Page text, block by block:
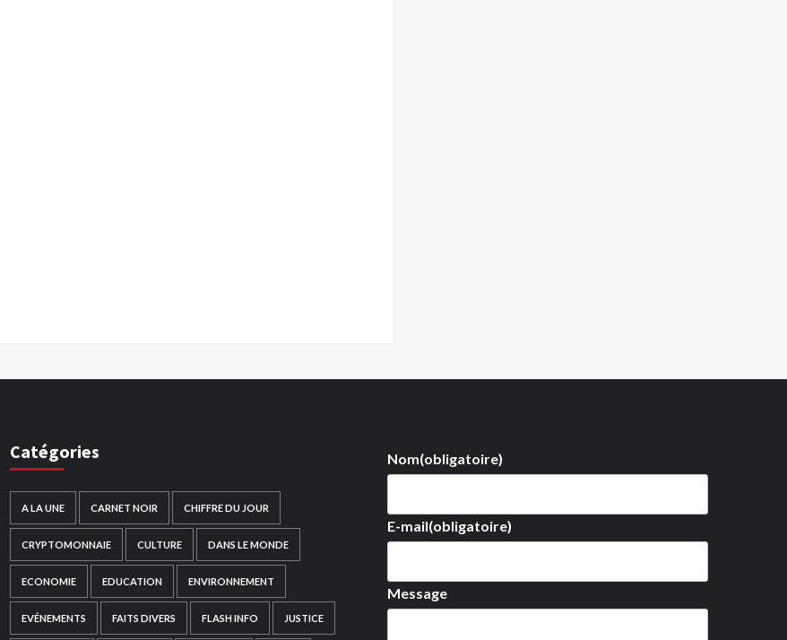
Catégories
A LA UNE CARNET NOIR CHIFFRE DU JOUR
CRYPTOMONNAIE CULTURE DANS LE MONDE
ECONOMIE EDUCATION ENVIRONNEMENT
EVÉNEMENTS FAITS DIVERS FLASH INFO JUSTICE
Nom(obligatoire)
E-mail(obligatoire)
Message